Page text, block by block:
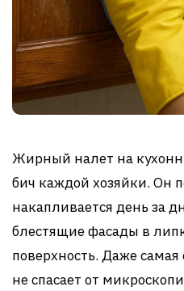
Жирный налет на
бич каждой хозяйки. Он
накапливается день за
блестящие фасады в
поверхность. Даже
не спасает от